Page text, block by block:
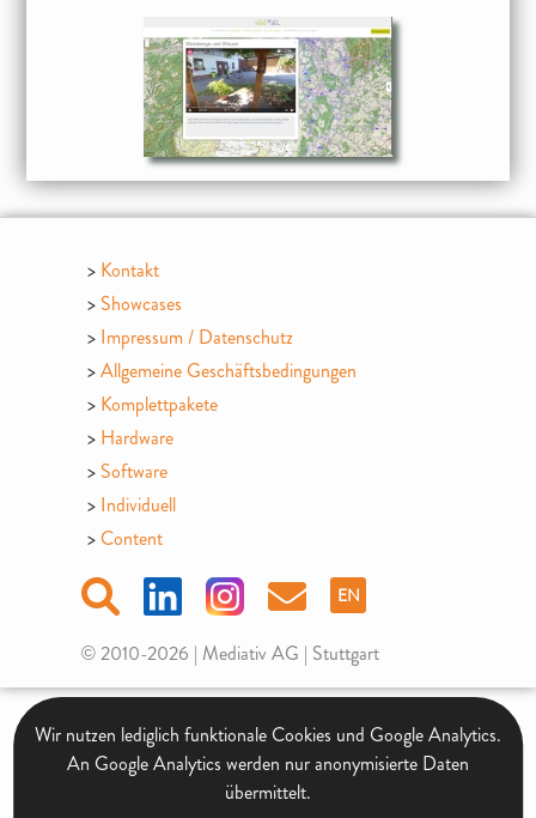
Wir nutzen lediglich funktionale Cookies und Google Analytics.
An Google Analytics werden nur anonymisierte Daten
übermittelt.
Kontakt
Showcases
Impressum / Datenschutz
Allgemeine Geschäftsbedingungen
Komplettpakete
Hardware
Software
Individuell
Content
EN
© 2010-2026 | Mediativ AG | Stuttgart